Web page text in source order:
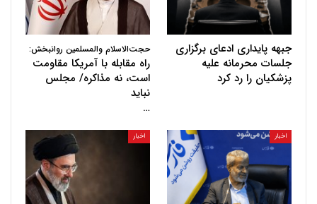
جبهه پایداری ادعای برگزاری
جلسات محرمانه علیه
پزشکیان را رد کرد
حجت‌الاسلام والمسلمین روانبخش:
راه مقابله با آمریکا مقاومت
است، نه مذاکره/ مجلس
نباید
…
اخبار اخبار